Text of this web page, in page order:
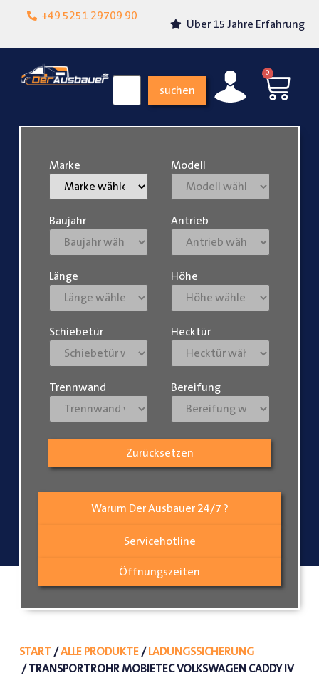
+49 5251 29709 90
Lokalgeschäft in
Über 15 Jahre Erfahrung
suchen
0
Warum Der Ausbauer 24/7 ?
Servicehotline
Öffnungszeiten
Marke Modell
Baujahr Antrieb
Länge Höhe
Schiebetür Hecktür
Trennwand Bereifung
Zurücksetzen
START/ALLE PRODUKTE/LADUNGSSICHERUNG
/ TRANSPORTROHR MOBIETEC VOLKSWAGEN CADDY IV